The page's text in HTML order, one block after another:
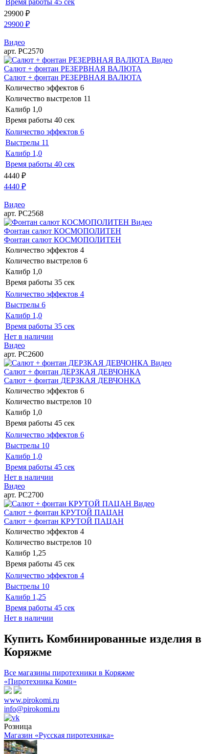
29900 ₽
29900 ₽
Видео
арт. РС2570
Видео
Салют + фонтан РЕЗЕРВНАЯ ВАЛЮТА
Салют + фонтан РЕЗЕРВНАЯ ВАЛЮТА
Количество эффектов 6
Количество выстрелов 11
Калибр 1,0
Время работы 40 сек
Количество эффектов 6
Выстрелы 11
Калибр 1,0
Время работы 40 сек
4440 ₽
4440 ₽
Видео
арт. РС2568
Видео
Фонтан салют КОСМОПОЛИТЕН
Фонтан салют КОСМОПОЛИТЕН
Количество эффектов 4
Количество выстрелов 6
Калибр 1,0
Время работы 35 сек
Количество эффектов 4
Выстрелы 6
Калибр 1,0
Время работы 35 сек
Нет в наличии
Видео
арт. РС2600
Видео
Салют + фонтан ДЕРЗКАЯ ДЕВЧОНКА
Салют + фонтан ДЕРЗКАЯ ДЕВЧОНКА
Количество эффектов 6
Количество выстрелов 10
Калибр 1,0
Время работы 45 сек
Количество эффектов 6
Выстрелы 10
Калибр 1,0
Время работы 45 сек
Нет в наличии
Видео
арт. РС2700
Видео
Салют + фонтан КРУТОЙ ПАЦАН
Салют + фонтан КРУТОЙ ПАЦАН
Количество эффектов 4
Количество выстрелов 10
Калибр 1,25
Время работы 45 сек
Количество эффектов 4
Выстрелы 10
Калибр 1,25
Время работы 45 сек
Нет в наличии
Купить Комбинированные изделия в
Коряжме
Все магазины пиротехники в Коряжме
«Пиротехника Коми»
www.pirokomi.ru
info@pirokomi.ru
Розница
Магазин «Русская пиротехника»